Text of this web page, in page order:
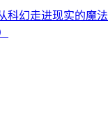
科幻走进现实的魔法